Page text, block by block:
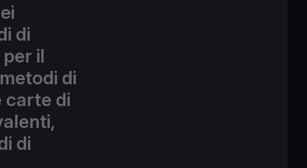
di
il
di
carte di
di